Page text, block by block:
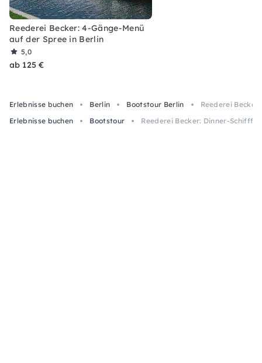
Reederei Becker: 4-Gänge-Menü
auf der Spree in Berlin
5,0
ab 125 €
Erlebnisse buchen Berlin Bootstour Berlin
Reederei
Erlebnisse buchen
Bootstour Reederei Becker: Dinner-